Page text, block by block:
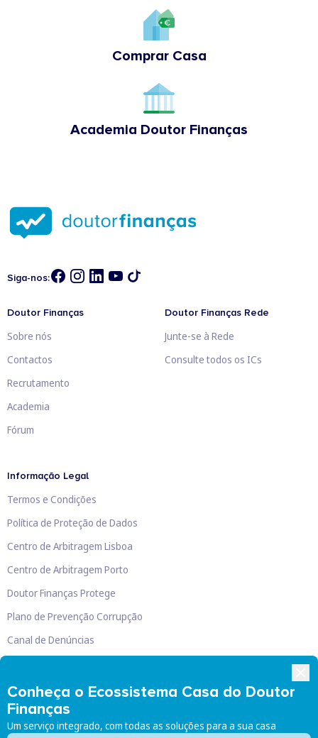
Comprar Casa
Academia Doutor Finanças
Conheça o Ecossistema Casa do Doutor
Finanças
Um serviço integrado, com todas as soluções para a sua casa
Siga-nos:
Doutor Finanças
Sobre nós
Contactos
Recrutamento
Academia
Fórum
Doutor Finanças Rede
Junte-se à Rede
Consulte todos os ICs
Informação Legal
Termos e Condições
Política de Proteção de Dados
Centro de Arbitragem Lisboa
Centro de Arbitragem Porto
Doutor Finanças Protege
Plano de Prevenção Corrupção
Canal de Denúncias